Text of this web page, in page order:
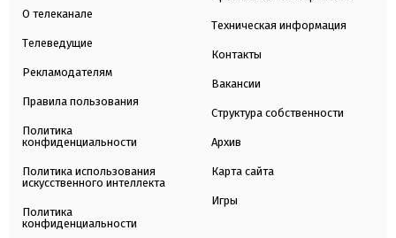
О телеканале
Телеведущие
Рекламодателям
Правила пользования
Политика
конфиденциальности
Политика использования
искусственного интеллекта
Политика
конфиденциальности
Техническая информация
Контакты
Вакансии
Структура собственности
Архив
Карта сайта
Игры